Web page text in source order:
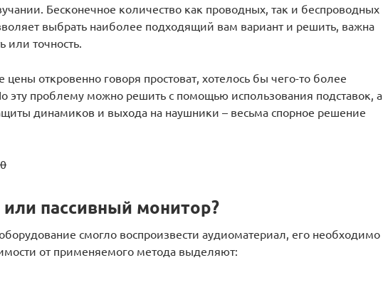
Бесконечное количество как проводных, так и беспроводных
выбрать наиболее подходящий вам вариант и решить, важна
или точность.
цены откровенно говоря простоват, хотелось бы чего-то более
эту проблему можно решить с помощью использования подставок, а
динамиков и выхода на наушники – весьма спорное решение
пассивный монитор?
смогло воспроизвести аудиоматериал, его необходимо
от применяемого метода выделяют: